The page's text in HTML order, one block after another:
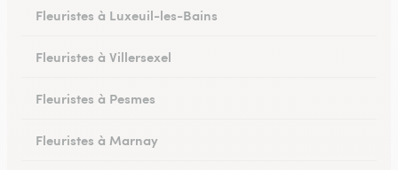
Fleuristes à Luxeuil-les-Bains
Fleuristes à Villersexel
Fleuristes à Pesmes
Fleuristes à Marnay